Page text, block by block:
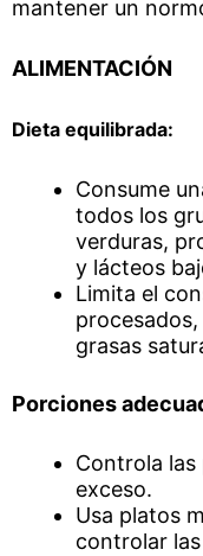
mantener un
ALIMENTACIÓN
Dieta equilibrada:
Consume
todos los
verduras,
y lácteos
Limita el
grasas
Porciones
Controla
exceso.
Usa platos
controlar